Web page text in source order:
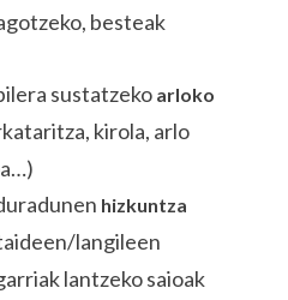
besteak
sustatzeko arloko
kirola, arlo
hizkuntza
langileen
lantzeko saioak